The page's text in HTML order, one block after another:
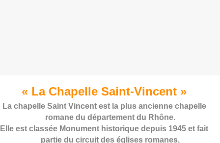
« La Chapelle Saint-Vincent »
La chapelle Saint Vincent est la plus ancienne chapelle
romane du département du Rhône.
Elle est classée Monument historique depuis 1945 et fait
partie du circuit des églises romanes.